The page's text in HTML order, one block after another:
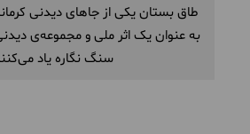
طاق بستان یکی از جاهای دیدنی
به عنوان یک اثر ملی و مجموعه‌ی
سنگ نگاره یاد